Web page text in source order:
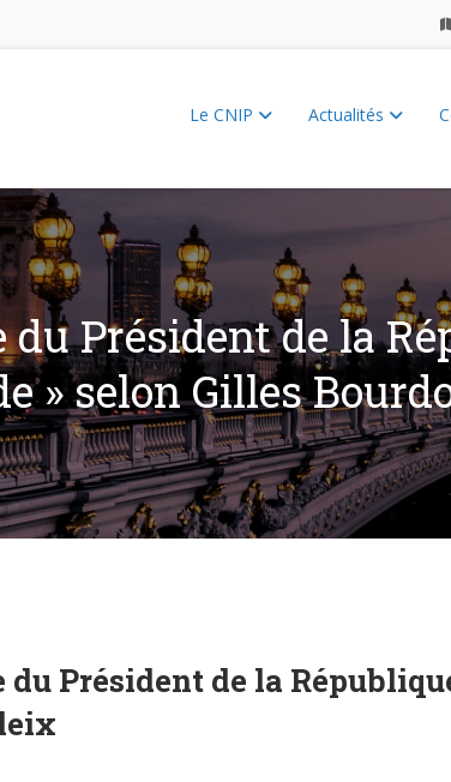
Le CNIP Actualités
du Président de la
» selon Gilles
du Président de la